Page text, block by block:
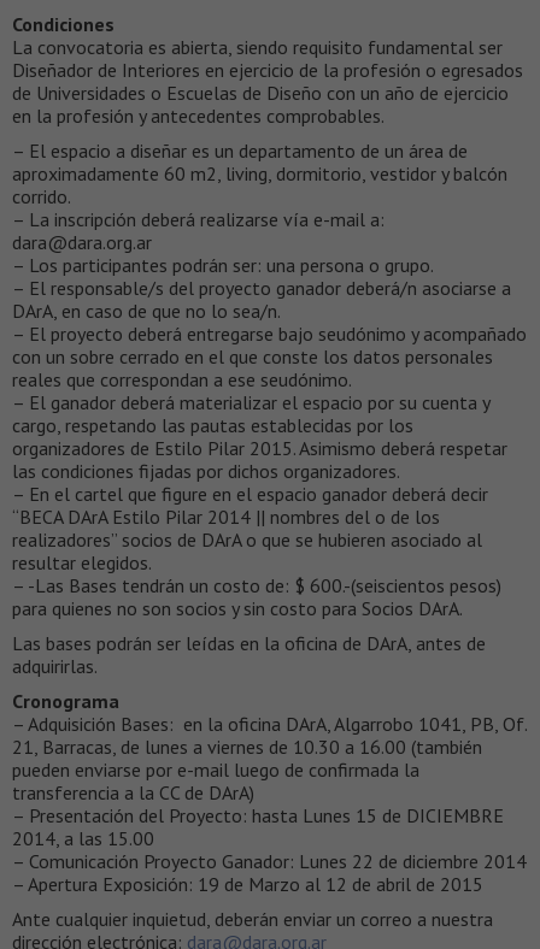
Condiciones
La convocatoria es abierta, siendo requisito fundamental ser
Diseñador de Interiores en ejercicio de la profesión o egresados
de Universidades o Escuelas de Diseño con un año de ejercicio
en la profesión y antecedentes comprobables.
– El espacio a diseñar es un departamento de un área de
aproximadamente 60 m2, living, dormitorio, vestidor y balcón
corrido.
– La inscripción deberá realizarse vía e-mail a:
dara@dara.org.ar
– Los participantes podrán ser: una persona o grupo.
– El responsable/s del proyecto ganador deberá/n asociarse a
DArA, en caso de que no lo sea/n.
– El proyecto deberá entregarse bajo seudónimo y acompañado
con un sobre cerrado en el que conste los datos personales
reales que correspondan a ese seudónimo.
– El ganador deberá materializar el espacio por su cuenta y
cargo, respetando las pautas establecidas por los
organizadores de Estilo Pilar 2015. Asimismo deberá respetar
las condiciones fijadas por dichos organizadores.
– En el cartel que figure en el espacio ganador deberá decir
“BECA DArA Estilo Pilar 2014 || nombres del o de los
realizadores” socios de DArA o que se hubieren asociado al
resultar elegidos.
– -Las Bases tendrán un costo de: $ 600.-(seiscientos pesos)
para quienes no son socios y sin costo para Socios DArA.
Las bases podrán ser leídas en la oficina de DArA, antes de
adquirirlas.
Cronograma
– Adquisición Bases: en la oficina DArA, Algarrobo 1041, PB, Of.
21, Barracas, de lunes a viernes de 10.30 a 16.00 (también
pueden enviarse por e-mail luego de confirmada la
transferencia a la CC de DArA)
– Presentación del Proyecto: hasta Lunes 15 de DICIEMBRE
2014, a las 15.00
– Comunicación Proyecto Ganador: Lunes 22 de diciembre 2014
– Apertura Exposición: 19 de Marzo al 12 de abril de 2015
Ante cualquier inquietud, deberán enviar un correo a nuestra
dirección electrónica: dara@dara.org.ar